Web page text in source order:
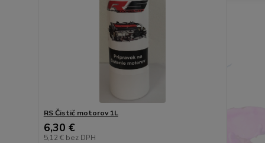
RS Čistič motorov 1L
6,30 €
5,12 € bez DPH